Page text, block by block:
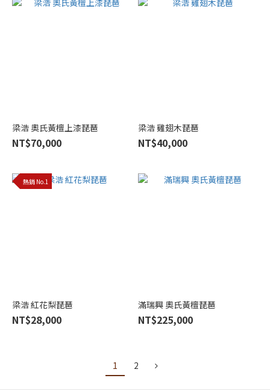
梁浩 奧氏黃檀上漆琵琶
NT$70,000
梁浩 雞翅木琵琶
NT$40,000
熱銷 No.1
梁浩 紅花梨琵琶
NT$28,000
滿瑞興 奧氏黃檀琵琶
NT$225,000
1 2